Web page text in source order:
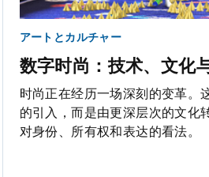
アートとカルチャー
数字时尚：技术、文化
时尚正在经历一场深刻的变革。
的引入，而是由更深层次的文化
对身份、所有权和表达的看法。